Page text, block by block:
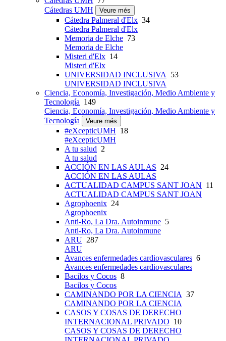
Cátedras UMH
Veure més
Cátedra Palmeral d'Elx 34
Cátedra Palmeral d'Elx
Memoria de Elche 73
Memoria de Elche
Misteri d'Elx 14
Misteri d'Elx
UNIVERSIDAD INCLUSIVA 53
UNIVERSIDAD INCLUSIVA
Ciencia, Economía, Investigación, Medio Ambiente y
Tecnología 149
Ciencia, Economía, Investigación, Medio Ambiente y
Tecnología
Veure més
#eXcepticUMH 18
#eXcepticUMH
A tu salud 2
A tu salud
ACCIÓN EN LAS AULAS 24
ACCIÓN EN LAS AULAS
ACTUALIDAD CAMPUS SANT JOAN 11
ACTUALIDAD CAMPUS SANT JOAN
Agrophoenix 24
Agrophoenix
Anti-Ro, La Dra. Autoinmune 5
Anti-Ro, La Dra. Autoinmune
ARU 287
ARU
Avances enfermedades cardiovasculares 6
Avances enfermedades cardiovasculares
Bacilos y Cocos 8
Bacilos y Cocos
CAMINANDO POR LA CIENCIA 37
CAMINANDO POR LA CIENCIA
CASOS Y COSAS DE DERECHO
INTERNACIONAL PRIVADO 10
CASOS Y COSAS DE DERECHO